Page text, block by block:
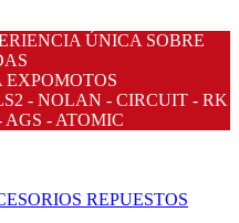
ÚNICA SOBRE
- NOLAN - CIRCUIT - RK
- ATOMIC
REPUESTOS